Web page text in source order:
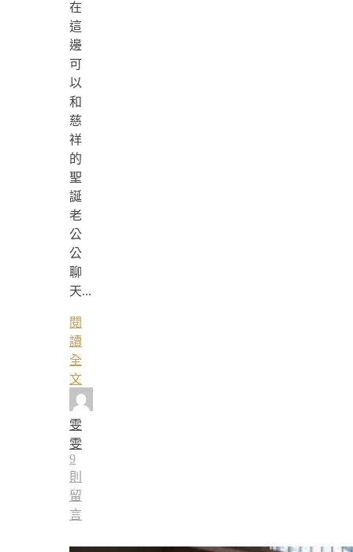
在
這
邊
可
以
和
慈
祥
的
聖
誕
老
公
公
聊
天...
閱
讀
全
文
雯
雯
9
則
留
言